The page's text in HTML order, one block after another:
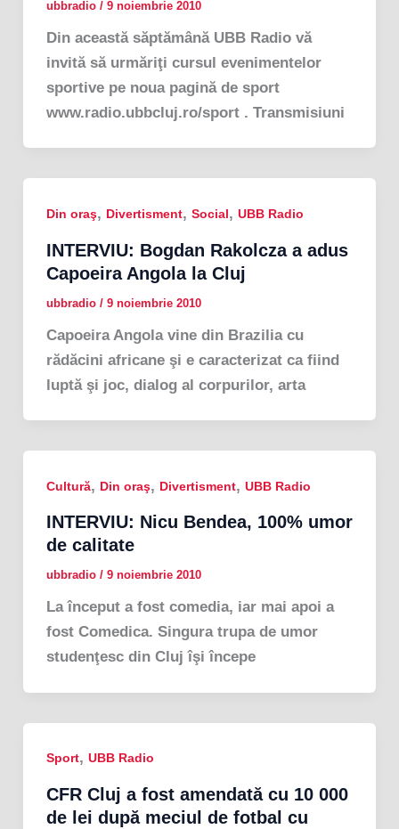
ubbradio / 9 noiembrie 2010
Din această săptămână UBB Radio vă
invită să urmăriţi cursul evenimentelor
sportive pe noua pagină de sport
www.radio.ubbcluj.ro/sport . Transmisiuni
Din oraş, Divertisment, Social, UBB Radio
INTERVIU: Bogdan Rakolcza a adus
Capoeira Angola la Cluj
ubbradio / 9 noiembrie 2010
Capoeira Angola vine din Brazilia cu
rădăcini africane şi e caracterizat ca fiind
luptă şi joc, dialog al corpurilor, arta
Cultură, Din oraş, Divertisment, UBB Radio
INTERVIU: Nicu Bendea, 100% umor
de calitate
ubbradio / 9 noiembrie 2010
La început a fost comedia, iar mai apoi a
fost Comedica. Singura trupa de umor
studenţesc din Cluj îşi începe
Sport, UBB Radio
CFR Cluj a fost amendată cu 10 000
de lei după meciul de fotbal cu